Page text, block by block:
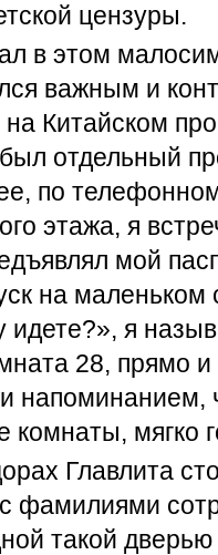
цензуры.
в этом
важным и
Китайском
отдельный
по
этажа, я
мой
на маленьком
идете?», я
28, прямо
напоминанием,
комнаты, мягко
Главлита
фамилиями
такой